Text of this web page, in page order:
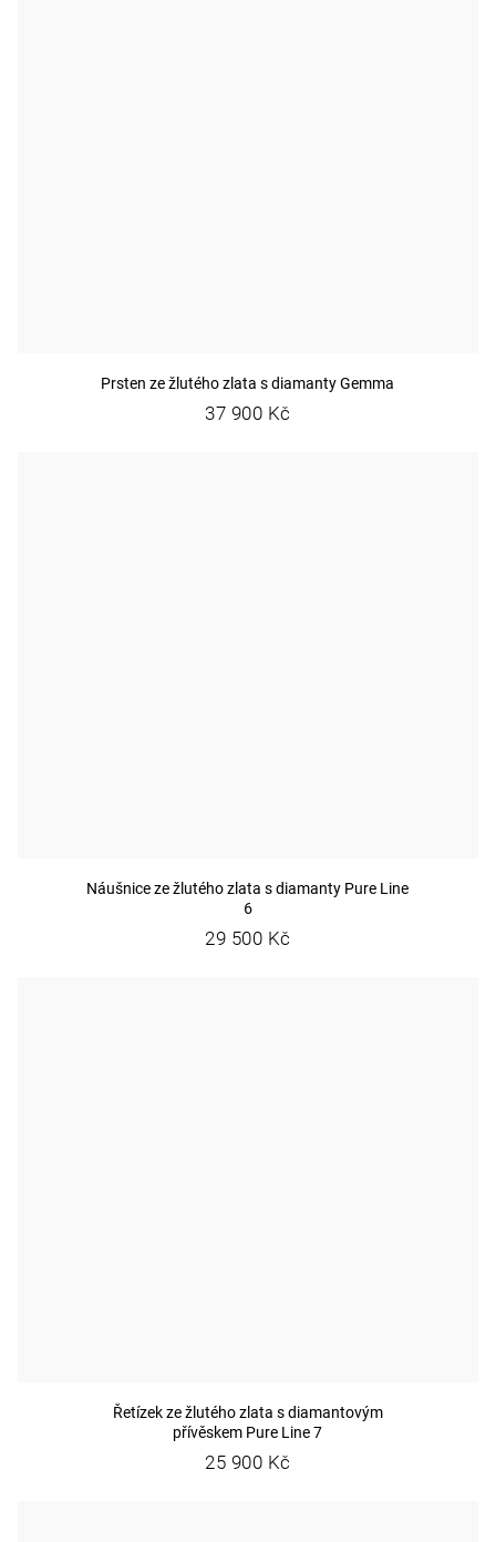
Prsten ze žlutého zlata s diamanty Gemma
37 900 Kč
Náušnice ze žlutého zlata s diamanty Pure Line
6
29 500 Kč
Řetízek ze žlutého zlata s diamantovým
přívěskem Pure Line 7
25 900 Kč